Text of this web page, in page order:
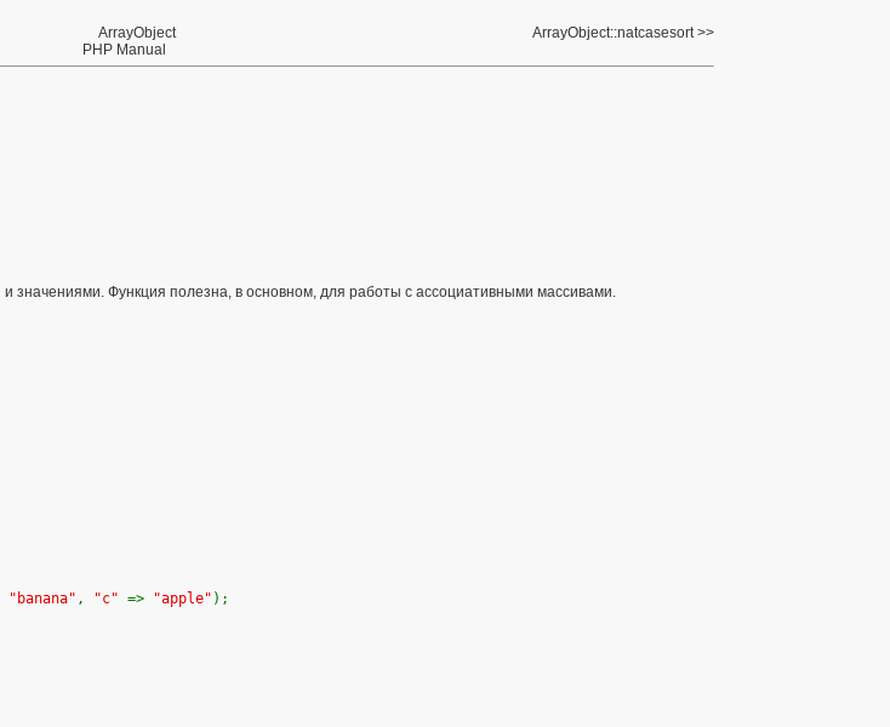
ArrayObject::natcasesort
ArrayObject
PHP Manual
значениями. Функция полезна, в основном, для работы с ассоциативными массивами.
"banana" , "c" => "apple" );